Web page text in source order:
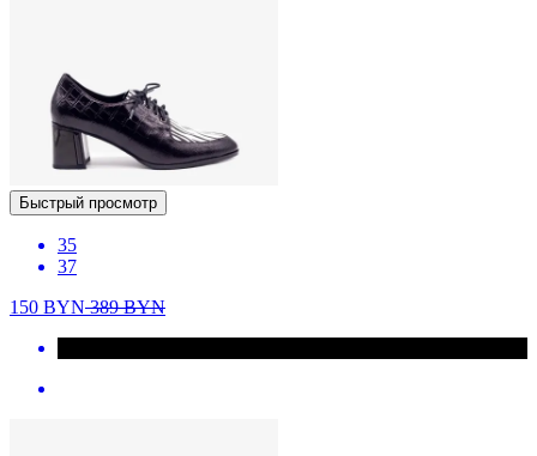
Быстрый просмотр
35
37
150 BYN389BYN